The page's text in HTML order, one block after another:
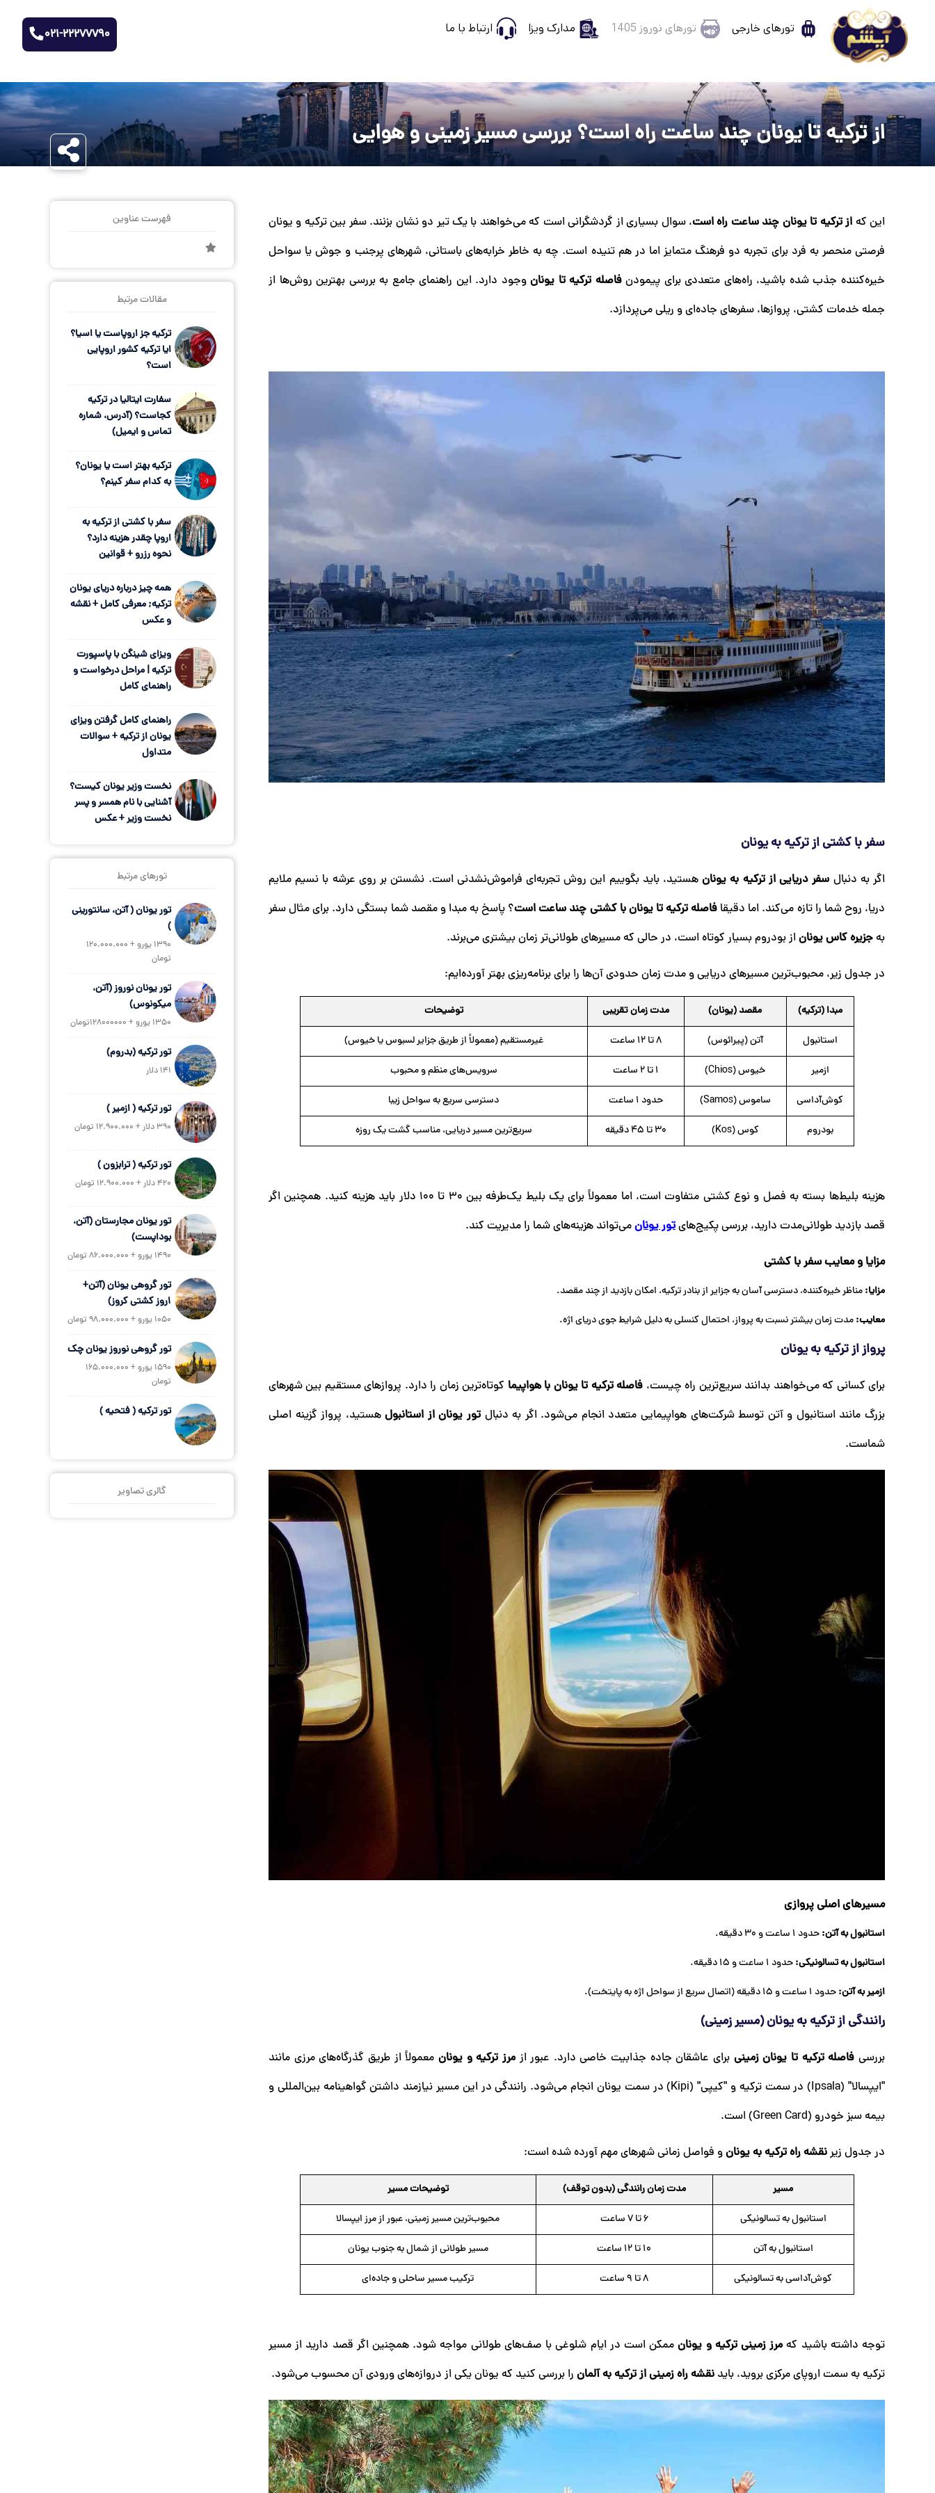
تورهای خارجی تورهای نوروز 1405 مدارک ویزا ارتباط با ما 021-22277790
از ترکیه تا یونان چند ساعت راه است؟ بررسی مسیر زمینی و هوایی
این که از ترکیه تا یونان چند ساعت راه است، سوال بسیاری از گردشگرانی است که می‌خواهند با یک تیر دو نشان بزنند. سفر بین ترکیه و یونان
فرصتی منحصر به فرد برای تجربه دو فرهنگ متمایز اما در هم تنیده است. چه به خاطر خرابه‌های باستانی، شهرهای پرجنب و جوش یا سواحل
خیره‌کننده جذب شده باشید، راه‌های متعددی برای پیمودنفاصله ترکیه تا یونانوجود دارد. این راهنمای جامع به بررسی بهترین روش‌ها از
جمله خدمات کشتی، پروازها، سفرهای جاده‌ای و ریلی می‌پردازد.
سفر با کشتی از ترکیه به یونان
اگر به دنبال سفر دریایی از ترکیه به یونانهستید، باید بگوییم این روش تجربه‌ای فراموش‌نشدنی است. نشستن بر روی عرشه با نسیم ملایم
دریا، روح شما را تازه می‌کند. اما دقیقا فاصله ترکیه تا یونان با کشتی چند ساعت است؟ پاسخ به مبدا و مقصد شما بستگی دارد. برای مثال سفر
بهجزیره کاس یوناناز بودروم بسیار کوتاه است، در حالی که مسیرهای طولانی‌تر زمان بیشتری می‌برند.
در جدول زیر، محبوب‌ترین مسیرهای دریایی و مدت زمان حدودی آن‌ها را برای برنامه‌ریزی بهتر آورده‌ایم:
مبدا (ترکیه) مقصد (یونان) مدت زمان تقریبی توضیحات
استانبول آتن (پیرائوس) 8 تا 12 ساعت غیرمستقیم (معمولاً از طریق جزایر لسبوس یا خیوس)
ازمیر خیوس (Chios) 1 تا 2 ساعت سرویس‌های منظم و محبوب
کوش‌آداسی ساموس (Samos) حدود 1 ساعت دسترسی سریع به سواحل زیبا
بودروم کوس (Kos) 30 تا 45 دقیقه سریع‌ترین مسیر دریایی، مناسب گشت یک روزه
هزینه بلیط‌ها بسته به فصل و نوع کشتی متفاوت است، اما معمولاً برای یک بلیط یک‌طرفه بین 30 تا 100 دلار باید هزینه کنید. همچنین اگر
قصد بازدید طولانی‌مدت دارید، بررسی پکیج‌هایتور یونانمی‌تواند هزینه‌های شما را مدیریت کند.
مزایا و معایب سفر با کشتی
مزایا:مناظر خیره‌کننده، دسترسی آسان به جزایر از بنادر ترکیه، امکان بازدید از چند مقصد.
معایب:مدت زمان بیشتر نسبت به پرواز، احتمال کنسلی به دلیل شرایط جوی دریای اژه.
پرواز از ترکیه به یونان
برای کسانی که می‌خواهند بدانند سریع‌ترین راه چیست، فاصله ترکیه تا یونان با هواپیما کوتاه‌ترین زمان را دارد. پروازهای مستقیم بین شهرهای
بزرگ مانند استانبول و آتن توسط شرکت‌های هواپیمایی متعدد انجام می‌شود. اگر به دنبال تور یونان از استانبولهستید، پرواز گزینه اصلی
شماست.
مسیرهای اصلی پروازی
استانبول به آتن:حدود 1 ساعت و 30 دقیقه.
استانبول به تسالونیکی:حدود 1 ساعت و 15 دقیقه.
ازمیر به آتن:حدود 1 ساعت و 15 دقیقه (اتصال سریع از سواحل اژه به پایتخت).
رانندگی از ترکیه به یونان (مسیر زمینی)
بررسی فاصله ترکیه تا یونان زمینی برای عاشقان جاده جذابیت خاصی دارد. عبور ازمرز ترکیه و یونان معمولاً از طریق گذرگاه‌های مرزی مانند
"ایپسالا" (Ipsala) در سمت ترکیه و "کیپی" (Kipi) در سمت یونان انجام می‌شود. رانندگی در این مسیر نیازمند داشتن گواهینامه بین‌المللی و
بیمه سبز خودرو (Green Card) است.
در جدول زیرنقشه راه ترکیه به یونانو فواصل زمانی شهرهای مهم آورده شده است:
مسیر مدت زمان رانندگی (بدون توقف) توضیحات مسیر
استانبول به تسالونیکی 6 تا 7 ساعت محبوب‌ترین مسیر زمینی، عبور از مرز ایپسالا
استانبول به آتن 10 تا 12 ساعت مسیر طولانی از شمال به جنوب یونان
کوش‌آداسی به تسالونیکی 8 تا 9 ساعت ترکیب مسیر ساحلی و جاده‌ای
توجه داشته باشید کهمرز زمینی ترکیه و یونانممکن است در ایام شلوغی با صف‌های طولانی مواجه شود. همچنین اگر قصد دارید از مسیر
ترکیه به سمت اروپای مرکزی بروید، باید نقشه راه زمینی از ترکیه به آلمان را بررسی کنید که یونان یکی از دروازه‌های ورودی آن محسوب می‌شود.
فهرست عناوین
مقالات مرتبط
ترکیه جز اروپاست یا اسیا؟
ایا ترکیه کشور اروپایی
است؟
سفارت ایتالیا در ترکیه
کجاست؟ (آدرس، شماره
تماس و ایمیل)
ترکیه بهتر است یا یونان؟
به کدام سفر کینم؟
سفر با کشتی از ترکیه به
اروپا چقدر هزینه دارد؟
نحوه رزرو + قوانین
همه چیز درباره دریای یونان
ترکیه; معرفی کامل + نقشه
و عکس
ویزای شینگن با پاسپورت
ترکیه | مراحل درخواست و
راهنمای کامل
راهنمای کامل گرفتن ویزای
یونان از ترکیه + سوالات
متداول
نخست وزیر یونان کیست؟
آشنایی با نام همسر و پسر
نخست وزیر + عکس
تورهای مرتبط
تور یونان ( آتن، سانتورینی
)
1390 یورو + 120.000.000
تومان
تور یونان نوروز (آتن،
میکونوس)
1350 یورو + 128000000تومان
تور ترکیه (بدروم)
141 دلار
تور ترکیه ( ازمیر )
390 دلار + 12.900.000 تومان
تور ترکیه ( ترابزون )
420 دلار + 12.900.000 تومان
تور یونان مجارستان (آتن،
بوداپست)
1490 یورو + 86.000.000 تومان
تور گروهی یونان (آتن+
1روز کشتی کروز)
1050 یورو + 98.000.000 تومان
تور گروهی نوروز یونان چک
1590 یورو + 165.000.000
تومان
تور ترکیه ( فتحیه )
گالری تصاویر